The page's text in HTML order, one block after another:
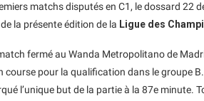
matchs disputés en C1, le dossard 22
la présente édition de la Ligue des
fermé au Wanda Metropolitano de
course pour la qualification dans le groupe
l’unique but de la partie à la 87e minute.